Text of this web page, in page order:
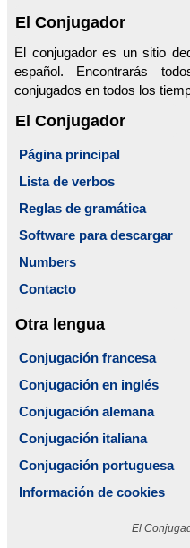
El Conjugador
El conjugador es un sitio
español. Encontrarás
conjugados en todos los
El Conjugador
Página principal
Lista de verbos
Reglas de gramática
Software para descargar
Numbers
Contacto
Otra lengua
Conjugación francesa
Conjugación en inglés
Conjugación alemana
Conjugación italiana
Conjugación portuguesa
Información de cookies
El